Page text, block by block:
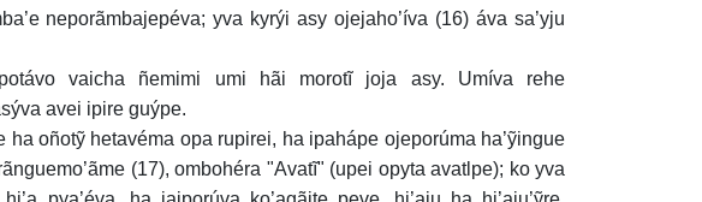
neporãmbajepéva; yva kyrýi asy ojejaho’íva (16) áva sa’yju
vaicha ñemimi umi hãi morotĩ joja asy. Umíva rehe
avei ipire guýpe.
ha oñotỹ hetavéma opa rupirei, ha ipahápe ojeporúma ha’ỹingue
(17), ombohéra "Avatĩ" (upei opyta avatlpe); ko yva